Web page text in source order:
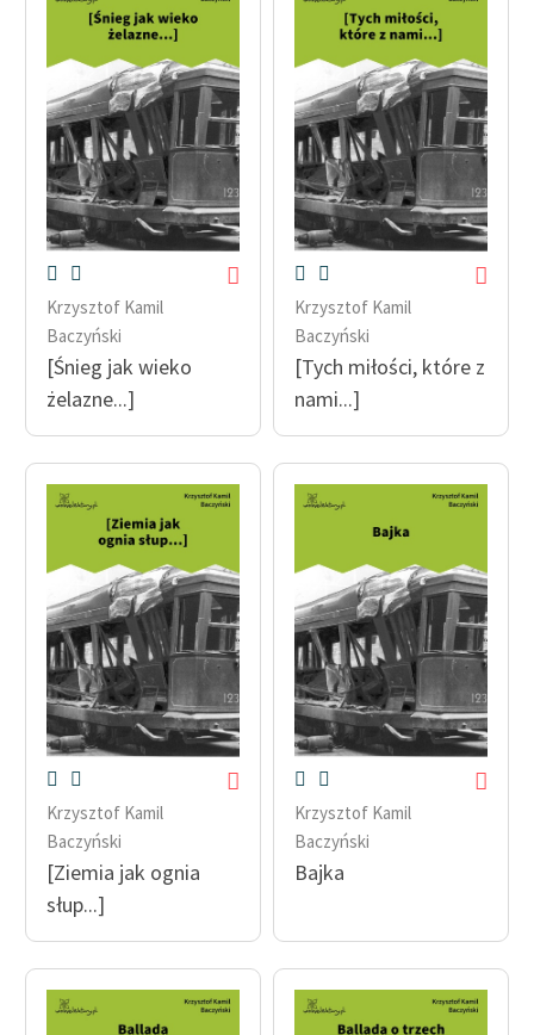
Krzysztof Kamil
Baczyński
[Śnieg jak wieko
żelazne...]
Krzysztof Kamil
Baczyński
[Tych miłości, które z
nami...]
Krzysztof Kamil
Baczyński
[Ziemia jak ognia
słup...]
Krzysztof Kamil
Baczyński
Bajka